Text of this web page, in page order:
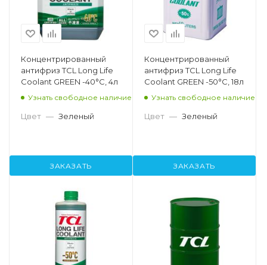
Концентрированный
антифриз TCL Long Life
Coolant GREEN -40°C, 4л
Узнать свободное наличие
Цвет — Зеленый
ЗАКАЗАТЬ
Концентрированный
антифриз TCL Long Life
Coolant GREEN -50°C, 18л
Узнать свободное наличие
Цвет — Зеленый
ЗАКАЗАТЬ